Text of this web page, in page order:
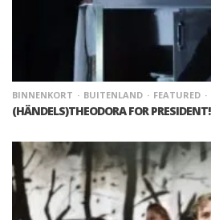
BINNENKORT BUITENLAND FEATURED
(HÄNDELS)THEODORA FOR PRESIDENT!